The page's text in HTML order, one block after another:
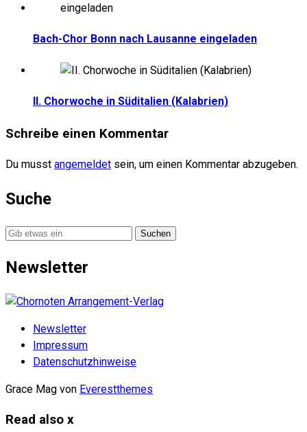
Bach-Chor Bonn nach Lausanne eingeladen
II. Chorwoche in Süditalien (Kalabrien)
Schreibe einen Kommentar
Du musst angemeldet sein, um einen Kommentar abzugeben.
Suche
Suche
Newsletter
Newsletter
Impressum
Datenschutzhinweise
Grace Mag von Everestthemes
Read also x